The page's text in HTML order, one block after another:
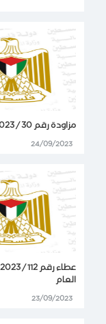
مزاودة رقم 30 / 2023 تأجير صهاريج غاز عدد (2) لصالح وزارة المالية
24/09/2023
العام
23/09/2023